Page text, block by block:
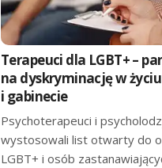
Terapeuci dla LGBT+ –
na dyskryminację w życiu
i gabinecie
Psychoterapeuci i
wystosowali list otwarty do
LGBT+ i osób